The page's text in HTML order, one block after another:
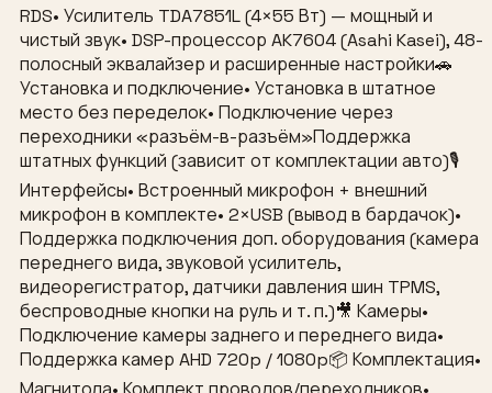
RDS• Усилитель TDA7851L (4×55 Вт) — мощный и
чистый звук• DSP-процессор AK7604 (Asahi Kasei), 48-
полосный эквалайзер и расширенные настройки🚗
Установка и подключение• Установка в штатное
место без переделок• Подключение через
переходники «разъём-в-разъём»Поддержка
штатных функций (зависит от комплектации авто)🎙
Интерфейсы• Встроенный микрофон + внешний
микрофон в комплекте• 2×USB (вывод в бардачок)•
Поддержка подключения доп. оборудования (камера
переднего вида, звуковой усилитель,
видеорегистратор, датчики давления шин TPMS,
беспроводные кнопки на руль и т. п.)🎥 Камеры•
Подключение камеры заднего и переднего вида•
Поддержка камер AHD 720p / 1080p📦 Комплектация•